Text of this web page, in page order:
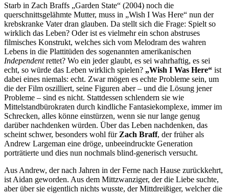
Starb in Zach Braffs „Garden State“ (2004) noch die
querschnittsgelähmte Mutter, muss in „Wish I Was Here“ nun der
krebskranke Vater dran glauben. Da stellt sich die Frage: Spielt so
wirklich das Leben? Oder ist es vielmehr ein schon abstruses
filmisches Konstrukt, welches sich vom Melodram des wahren
Lebens in die Plattitüden des sogenannten amerikanischen
Independentrettet? Wo ein jeder glaubt, es sei wahrhaftig, es sei
echt, so würde das Leben wirklich spielen? „Wish I Was Here“ ist
dabei eines niemals: echt. Zwar mögen es echte Probleme sein, um
die der Film oszilliert, seine Figuren aber – und die Lösung jener
Probleme – sind es nicht. Stattdessen schlendern sie wie
Mittelstandbürokraten durch kindliche Fantasiekomplexe, immer im
Schrecken, alles könne einstürzen, wenn sie nur lange genug
darüber nachdenken würden. Über das Leben nachdenken, das
scheint schwer, besonders wohl für Zach Braff, der früher als
Andrew Largeman eine dröge, unbeeindruckte Generation
porträtierte und dies nun nochmals blind-generisch versucht.
Aus Andrew, der nach Jahren in der Ferne nach Hause zurückkehrt,
ist Aidan geworden. Aus dem Mittzwanziger, der die Liebe suchte,
aber über sie eigentlich nichts wusste, der Mittdreißiger, welcher die